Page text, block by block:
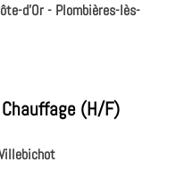
d'Or - Plombières-lès-
(H/F)